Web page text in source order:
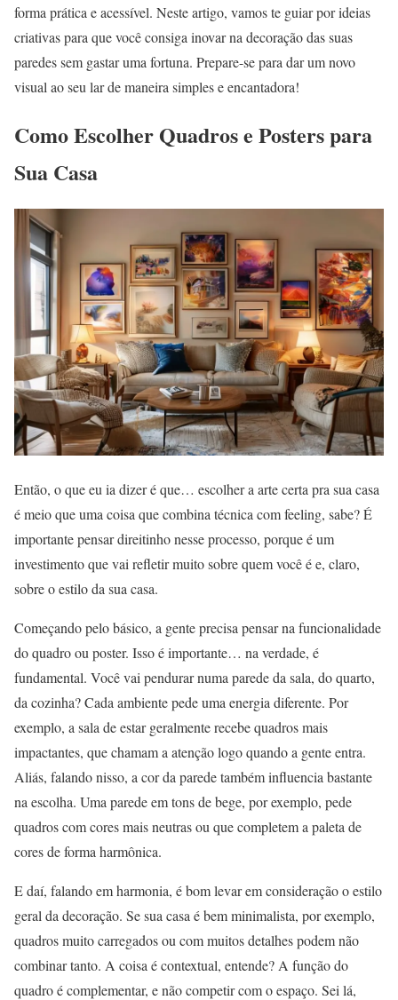
forma prática e acessível. Neste artigo, vamos te guiar por ideias
criativas para que você consiga inovar na decoração das suas
paredes sem gastar uma fortuna. Prepare-se para dar um novo
visual ao seu lar de maneira simples e encantadora!
Como Escolher Quadros e Posters para
Sua Casa
Então, o que eu ia dizer é que… escolher a arte certa pra sua casa
é meio que uma coisa que combina técnica com feeling, sabe? É
importante pensar direitinho nesse processo, porque é um
investimento que vai refletir muito sobre quem você é e, claro,
sobre o estilo da sua casa.
Começando pelo básico, a gente precisa pensar na funcionalidade
do quadro ou poster. Isso é importante… na verdade, é
fundamental. Você vai pendurar numa parede da sala, do quarto,
da cozinha? Cada ambiente pede uma energia diferente. Por
exemplo, a sala de estar geralmente recebe quadros mais
impactantes, que chamam a atenção logo quando a gente entra.
Aliás, falando nisso, a cor da parede também influencia bastante
na escolha. Uma parede em tons de bege, por exemplo, pede
quadros com cores mais neutras ou que completem a paleta de
cores de forma harmônica.
E daí, falando em harmonia, é bom levar em consideração o estilo
geral da decoração. Se sua casa é bem minimalista, por exemplo,
quadros muito carregados ou com muitos detalhes podem não
combinar tanto. A coisa é contextual, entende? A função do
quadro é complementar, e não competir com o espaço. Sei lá,